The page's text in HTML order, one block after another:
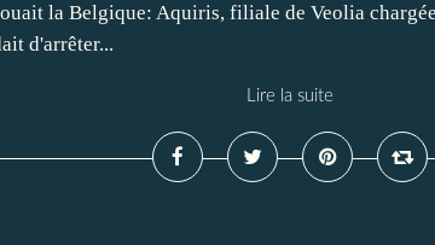
la Belgique: Aquiris, filiale de Veolia
d'arrêter...
Lire la suite